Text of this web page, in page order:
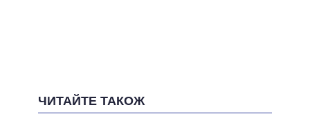
ЧИТАЙТЕ ТАКОЖ